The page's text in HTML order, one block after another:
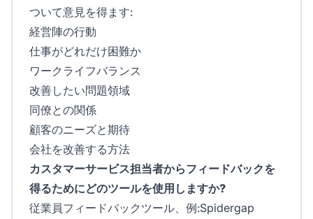
ついて意見を得ます:
経営陣の行動
仕事がどれだけ困難か
ワークライフバランス
改善したい問題領域
同僚との関係
顧客のニーズと期待
会社を改善する方法
カスタマーサービス担当者からフィードバックを
得るためにどのツールを使用しますか?
従業員フィードバックツール、例:Spidergap